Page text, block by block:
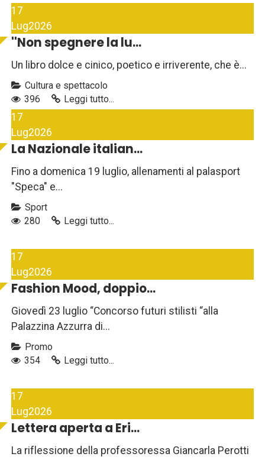
17
Lug2026
''Non spegnere la lu...
Un libro dolce e cinico, poetico e irriverente, che è...
Cultura e spettacolo
396
Leggi tutto...
17
Lug2026
La Nazionale italian...
Fino a domenica 19 luglio, allenamenti al palasport
"Speca" e...
Sport
280
Leggi tutto...
17
Lug2026
Fashion Mood, doppio...
Giovedì 23 luglio “Concorso futuri stilisti “alla
Palazzina Azzurra di...
Promo
354
Leggi tutto...
17
Lug2026
Lettera aperta a Eri...
La riflessione della professoressa Giancarla Perotti